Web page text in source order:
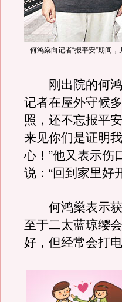
何鸿燊向记者“报平安”期间
刚出院的何鸿
记者在屋外守候
照，还不忘报平
来见你们是证明
心！”他又表示伤
说：“回到家里好
何鸿燊表示获
至于二太蓝琼缨
好，但经常会打电